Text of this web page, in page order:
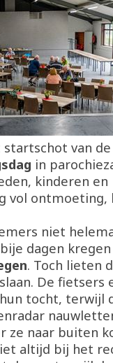
startschot van
in
kinderen
vol ontmoeting,
niet
dagen
. Toch lieten
De fietsers
tocht, terwijl
ze naar buiten
altijd bij het